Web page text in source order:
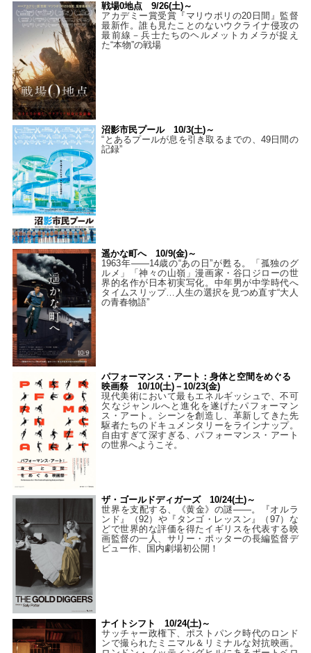
戦場0地点 9/26(土)～
アカデミー賞受賞『マリウポリの20日間』監督
最新作。誰も見たことのないウクライナ侵攻の
最前線－兵士たちのヘルメットカメラが捉え
た“本物”の戦場
沼影市民プール 10/3(土)～
“とあるプールが息を引き取るまでの、49日間の
記録”
遥かな町へ 10/9(金)～
1963年――14歳の“あの日”が甦る。「孤独のグ
ルメ」「神々の山嶺」漫画家・谷口ジローの世
界的名作が日本初実写化。中年男が中学時代へ
タイムスリップ…人生の選択を見つめ直す“大人
の青春物語”
パフォーマンス・アート：身体と空間をめぐる
映画祭 10/10(土)－10/23(金)
現代美術において最もエネルギッシュで、不可
欠なジャンルへと進化を遂げたパフォーマン
ス・アート。シーンを創造し、革新してきた先
駆者たちのドキュメンタリーをラインナップ。
自由すぎて深すぎる、パフォーマンス・アート
の世界へようこそ。
ザ・ゴールドディガーズ 10/24(土)～
世界を支配する、《黄金》の謎――。『オルラ
ンド』（92）や『タンゴ・レッスン』（97）な
どで世界的な評価を得たイギリスを代表する映
画監督の一人、サリー・ポッターの長編監督デ
ビュー作、国内劇場初公開！
ナイトシフト 10/24(土)～
サッチャー政権下、ポストパンク時代のロンド
ンで撮られたミニマル＆リミナルな対抗映画。